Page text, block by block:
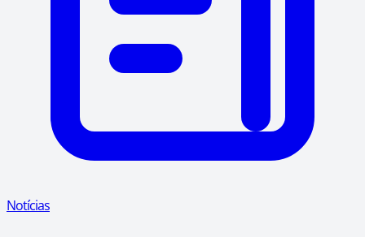
Notícias